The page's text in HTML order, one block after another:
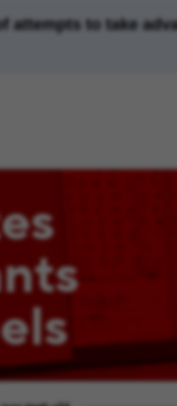
attempts to take